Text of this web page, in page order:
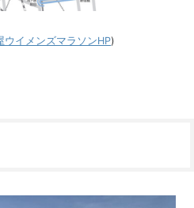
ウイメンズマラソンHP)